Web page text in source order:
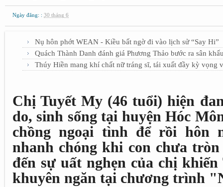
Ngày đăng: : 30 tháng 6
Nụ hôn phớt WEAN - Kiều bất ngờ đi vào lịch sử “Say Hi”
Quách Thành Danh đánh giá Phương Thảo bước ra sân
Thúy Hiền mang khí chất nữ tráng sĩ, tái xuất đầy kỳ vọng
Chị Tuyết My (46 tuổi) hiện
do, sinh sống tại huyện Hóc
chồng ngoại tình để rồi hôn
nhanh chóng khi con chưa
đến sự uất nghẹn của chị
khuyên ngăn tại chương trình